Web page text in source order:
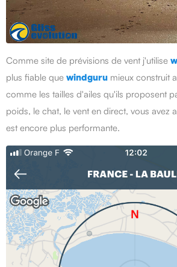
Comme site de prévisions de vent j'utilise
plus fiable que windguru mieux construit
comme les tailles d'ailes qu'ils proposent
poids, le chat, le vent en direct, vous avez
est encore plus performante.